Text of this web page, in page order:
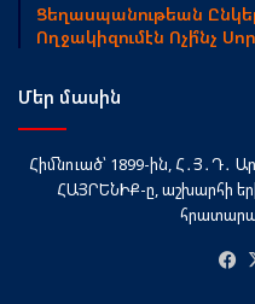
Ցեղասպանութեան
Ողջակիզումէն Ոչի՞նչ
Մեր մասին
Հիմնուած՝ 1899-ին, Հ․Յ․Դ․
ՀԱՅՐԵՆԻՔ-ը, աշխարհի